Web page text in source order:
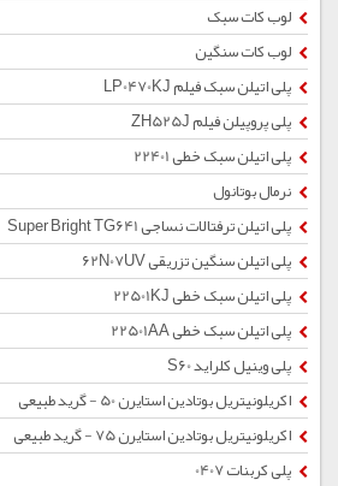
لوب کات سبک
لوب کات سنگین
پلی اتیلن سبک فیلم LP0470KJ
پلی پروپیلن فیلم ZH525J
پلی اتیلن سبک خطی 22401
نرمال بوتانول
پلی اتیلن ترفتالات نساجی Super Bright TG641
پلی اتیلن سنگین تزریقی 62N07UV
پلی اتیلن سبک خطی 22501KJ
پلی اتیلن سبک خطی 22501AA
پلی وینیل کلراید S60
اکریلونیتریل بوتادین استایرن 50 - گرید طبیعی
اکریلونیتریل بوتادین استایرن 75 - گرید طبیعی
پلی کربنات 0407